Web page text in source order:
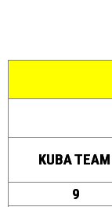
KUBA TEAM
9